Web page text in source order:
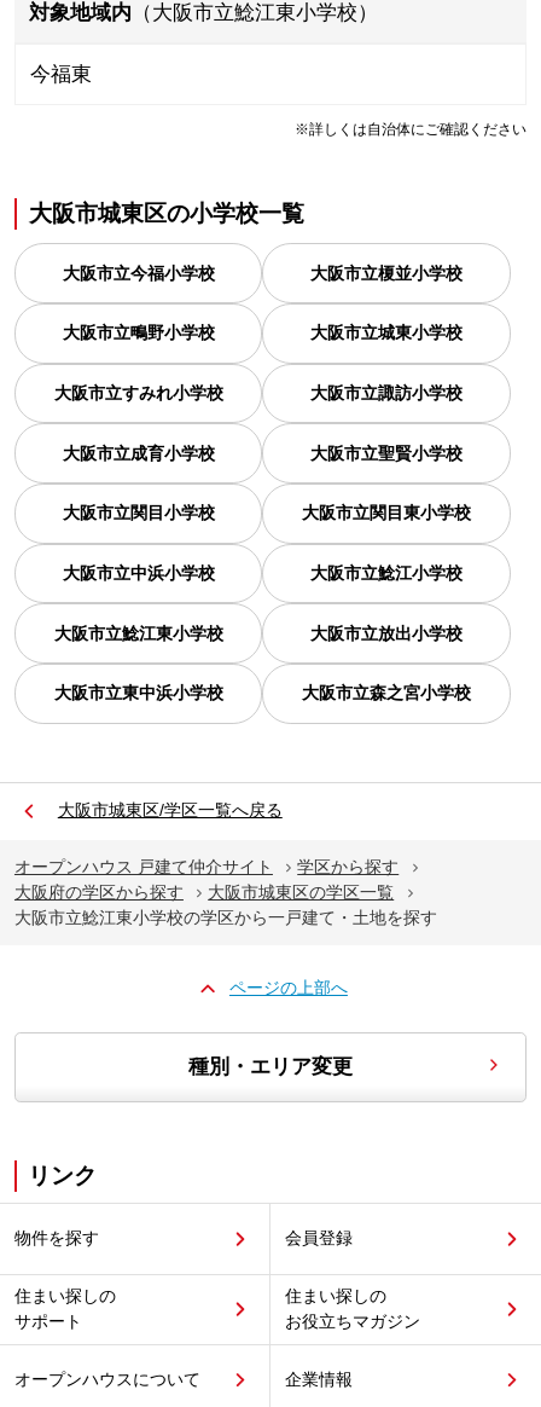
対象地域内 （大阪市立鯰江東小学校）
今福東
※詳しくは自治体にご確認ください
大阪市城東区の小学校一覧
大阪市立今福小学校 大阪市立榎並小学校
大阪市立鴫野小学校 大阪市立城東小学校
大阪市立すみれ小学校 大阪市立諏訪小学校
大阪市立成育小学校 大阪市立聖賢小学校
大阪市立関目小学校 大阪市立関目東小学校
大阪市立中浜小学校 大阪市立鯰江小学校
大阪市立鯰江東小学校 大阪市立放出小学校
大阪市立東中浜小学校 大阪市立森之宮小学校
大阪市城東区/学区一覧へ戻る
オープンハウス 戸建て仲介サイト
学区から探す
大阪府の学区から探す
大阪市城東区の学区一覧
大阪市立鯰江東小学校の学区から一戸建て・土地を探す
ページの上部へ
種別・エリア変更
リンク
物件を探す 会員登録
住まい探しの
サポート
住まい探しの
お役立ちマガジン
オープンハウスについて 企業情報